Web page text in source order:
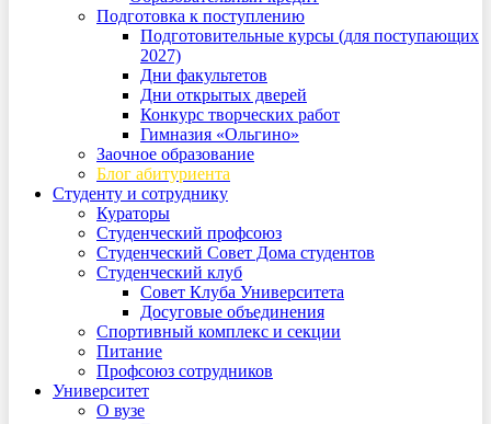
Подготовка к поступлению
Подготовительные курсы (для поступающих
2027)
Дни факультетов
Дни открытых дверей
Конкурс творческих работ
Гимназия «Ольгино»
Заочное образование
Блог абитуриента
Студенту и сотруднику
Кураторы
Студенческий профсоюз
Студенческий Совет Дома студентов
Студенческий клуб
Совет Клуба Университета
Досуговые объединения
Спортивный комплекс и секции
Питание
Профсоюз сотрудников
Университет
О вузе